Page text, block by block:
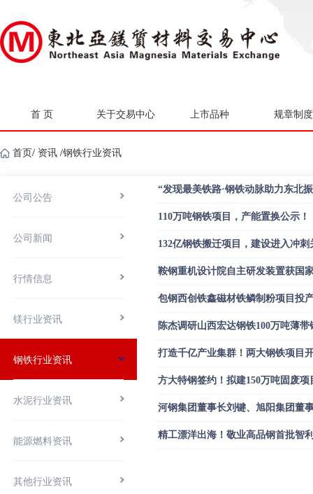
首 页 关于交易中心 上市品种 规章制度
首页/ 资讯 /钢铁行业资讯
公司公告
公司新闻
行情信息
镁行业资讯
钢铁行业资讯
水泥行业资讯
能源燃料资讯
其他行业资讯
“发现最美铁路·钢铁动脉助力东北
110万吨钢铁项目，产能置换公示！
132亿钢铁搬迁项目，建设进入冲刺
鞍钢重机设计院自主研发装置获国
包钢西创铁鑫磁材铁鳞制粉项目投
陈杰调研山西宏达钢铁100万吨薄带
打造千亿产业集群！两大钢铁项目
方大特钢签约！拟建150万吨固废项
河钢集团董事长刘键、旭阳集团董
精工漂洋出海！敬业高品钢首批智